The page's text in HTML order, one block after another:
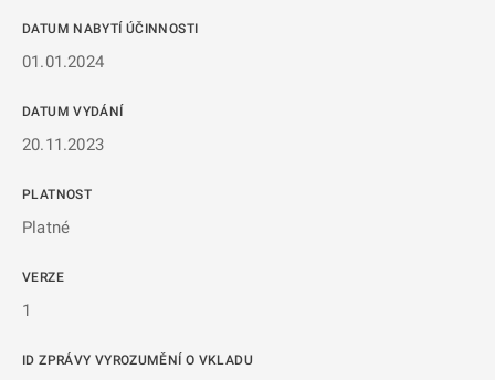
DATUM NABYTÍ ÚČINNOSTI
01.01.2024
DATUM VYDÁNÍ
20.11.2023
PLATNOST
Platné
VERZE
1
ID ZPRÁVY VYROZUMĚNÍ O VKLADU